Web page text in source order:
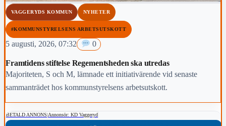
VAGGERYDS KOMMUN NYHETER
#KOMMUNSTYRELSENS ARBETSUTSKOTT
5 augusti, 2026, 07:32 0
Framtidens stiftelse Regementsheden ska utredas
Majoriteten, S och M, lämnade ett initiativärende vid senaste
sammanträdet hos kommunstyrelsens arbetsutskott.
BETALD ANNONS|Annonsör: KD Vaggeryd